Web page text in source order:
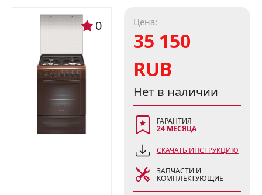
0 Цена:
35 150
RUB
Нет в наличии
ГАРАНТИЯ
24 МЕСЯЦА
СКАЧАТЬ ИНСТРУКЦИЮ
ЗАПЧАСТИ И
КОМПЛЕКТУЮЩИЕ